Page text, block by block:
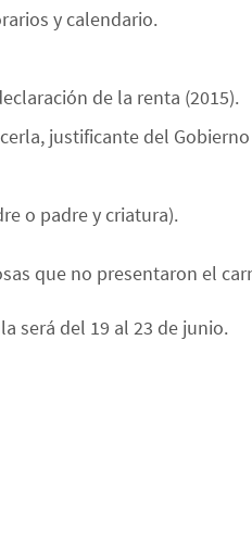
y calendario.
de la renta (2015).
justificante del
o padre y criatura).
que no presentaron el
será del 19 al 23 de junio.